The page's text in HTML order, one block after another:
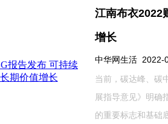
江南布衣2022
增长
中华网生活 2022-
当前，碳达峰、碳
展指导意见》明确
的重要标志和基础